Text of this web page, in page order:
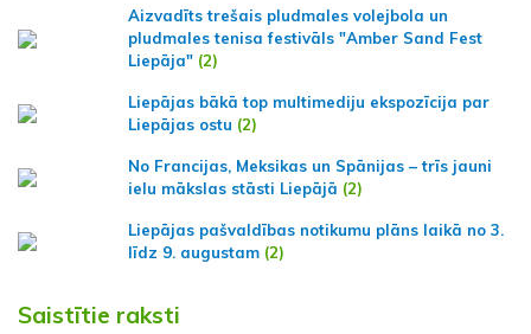
Aizvadīts trešais pludmales volejbola un
pludmales tenisa festivāls "Amber Sand Fest
Liepāja" (2)
Liepājas bākā top multimediju ekspozīcija par
Liepājas ostu (2)
No Francijas, Meksikas un Spānijas – trīs jauni
ielu mākslas stāsti Liepājā (2)
Liepājas pašvaldības notikumu plāns laikā no 3.
līdz 9. augustam (2)
Saistītie raksti